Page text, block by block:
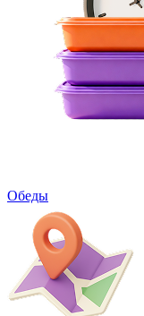
Обеды